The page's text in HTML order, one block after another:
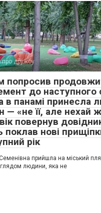
про дружбу
попросив
до наступного
в панамі принесла
— «не її, але нехай
повернув
поклав нові
рік
Семенівна прийшла на міський
людини, яка не